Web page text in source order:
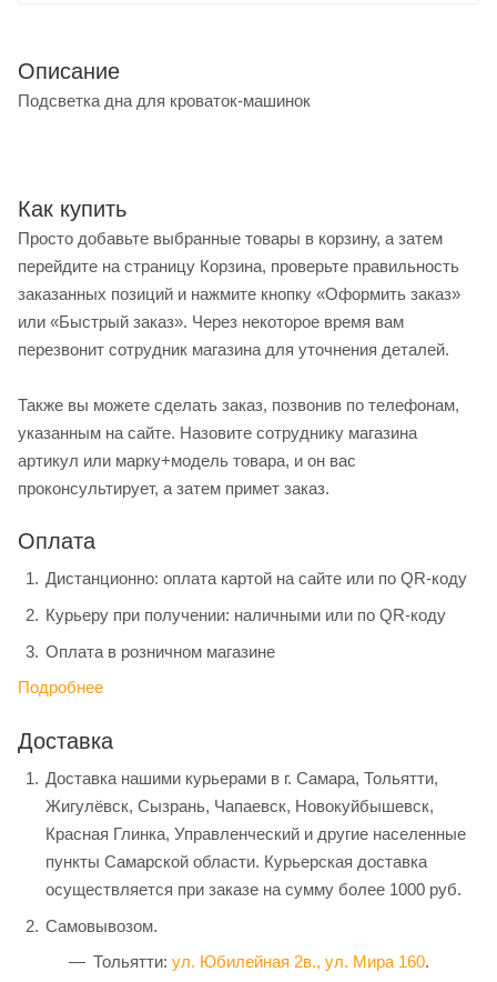
Описание
Подсветка дна для кроваток-машинок
Как купить
Просто добавьте выбранные товары в корзину, а затем
перейдите на страницу Корзина, проверьте правильность
заказанных позиций и нажмите кнопку «Оформить заказ»
или «Быстрый заказ». Через некоторое время вам
перезвонит сотрудник магазина для уточнения деталей.
Также вы можете сделать заказ, позвонив по телефонам,
указанным на сайте. Назовите сотруднику магазина
артикул или марку+модель товара, и он вас
проконсультирует, а затем примет заказ.
Оплата
Дистанционно: оплата картой на сайте или по QR-коду
Курьеру при получении: наличными или по QR-коду
Оплата в розничном магазине
Подробнее
Доставка
Доставка нашими курьерами в г. Самара, Тольятти,
Жигулёвск, Сызрань, Чапаевск, Новокуйбышевск,
Красная Глинка, Управленческий и другие населенные
пункты Самарской области. Курьерская доставка
осуществляется при заказе на сумму более 1000 руб.
Самовывозом.
Тольятти: ул. Юбилейная 2в., ул. Мира 160.